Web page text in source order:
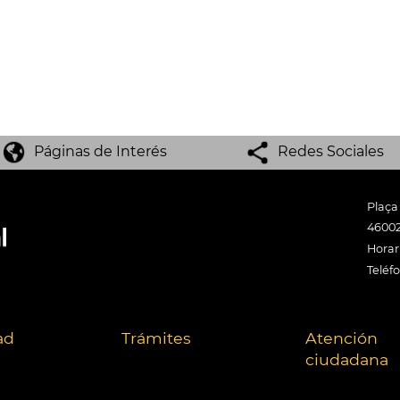
Páginas de Interés Redes Sociales
Trámites
Atención
ciudadana